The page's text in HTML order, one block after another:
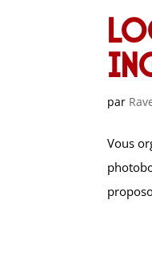
par
Vous